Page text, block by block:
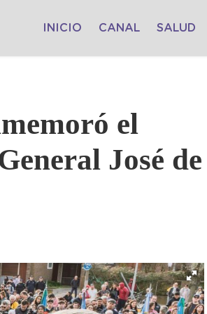
INICIO CANAL SALUD
el
José de